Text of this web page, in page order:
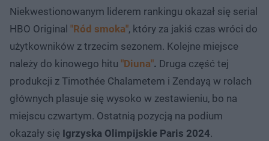
Niekwestionowanym liderem rankingu okazał się serial
HBO Original "Ród smoka", który za jakiś czas wróci do
użytkowników z trzecim sezonem. Kolejne miejsce
należy do kinowego hitu "Diuna". Druga część tej
produkcji z Timothée Chalametem i Zendayą w rolach
głównych plasuje się wysoko w zestawieniu, bo na
miejscu czwartym. Ostatnią pozycją na podium
okazały się Igrzyska Olimpijskie Paris 2024.